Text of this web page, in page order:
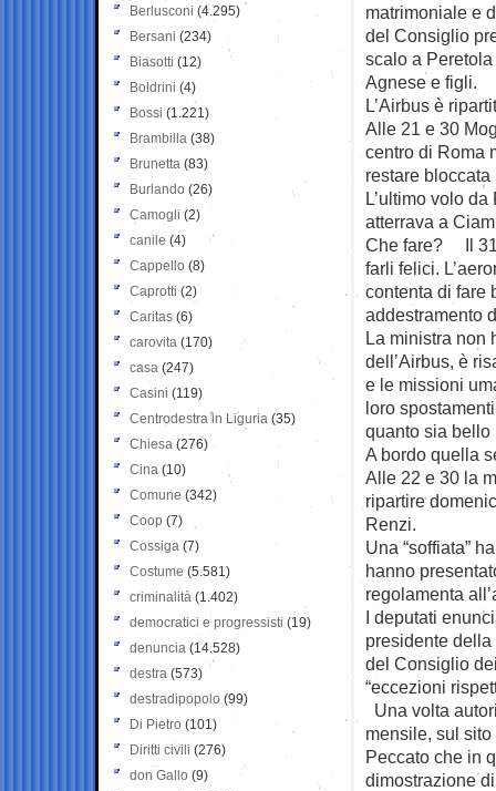
matrimoniale e
del Consiglio
scalo a
Agnese e figli.
L’Airbus è
Alle 21 e 30
centro di Roma
restare
L’ultimo volo
atterrava a
Che fare? Il
farli felici.
contenta di fare
addestramento
La ministra non
dell’Airbus, è
e le missioni
loro
quanto sia
A bordo quella
Alle 22 e 30 la
ripartire
Renzi.
Una “soffiata”
hanno
regolamenta
I deputati
presidente
del Consiglio
“eccezioni
Una volta
mensile, sul
Peccato che in
dimostrazione
Berlusconi (4.295)
Bersani (234)
Biasotti (12)
Boldrini (4)
Bossi (1.221)
Brambilla (38)
Brunetta (83)
Burlando (26)
Camogli (2)
canile (4)
Cappello (8)
Caprotti (2)
Caritas (6)
carovita (170)
casa (247)
Casini (119)
Centrodestra in Liguria (35)
Chiesa (276)
Cina (10)
Comune (342)
Coop (7)
Cossiga (7)
Costume (5.581)
criminalità (1.402)
democratici e progressisti (19)
denuncia (14.528)
destra (573)
destradipopolo (99)
Di Pietro (101)
Diritti civili (276)
don Gallo (9)